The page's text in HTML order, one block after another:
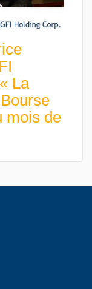
La
mois de